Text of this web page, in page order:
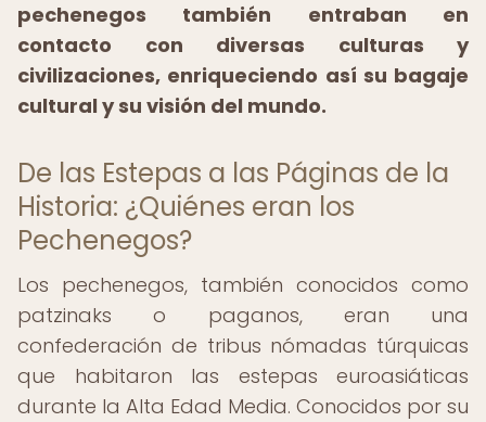
pechenegos también entraban en
contacto con diversas culturas y
civilizaciones, enriqueciendo así su bagaje
cultural y su visión del mundo.
De las Estepas a las Páginas de la
Historia: ¿Quiénes eran los
Pechenegos?
Los pechenegos, también conocidos como
patzinaks o paganos, eran una
confederación de tribus nómadas túrquicas
que habitaron las estepas euroasiáticas
durante la Alta Edad Media. Conocidos por su